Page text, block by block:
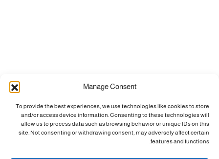
Manage Consent
To provide the best experiences, we use technologies like cookies to store
and/or access device information. Consenting to these technologies will
allow us to process data such as browsing behavior or unique IDs on this
site. Not consenting or withdrawing consent, may adversely affect certain
features and functions.